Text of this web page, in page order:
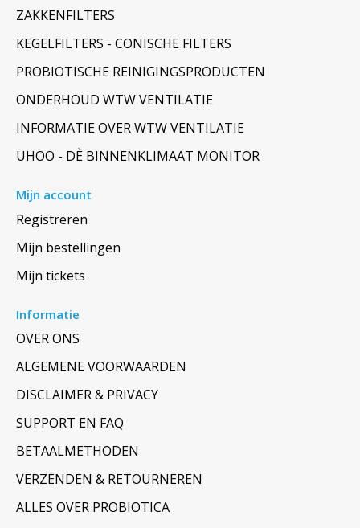
ZAKKENFILTERS
KEGELFILTERS - CONISCHE FILTERS
PROBIOTISCHE REINIGINGSPRODUCTEN
ONDERHOUD WTW VENTILATIE
INFORMATIE OVER WTW VENTILATIE
UHOO - DÈ BINNENKLIMAAT MONITOR
Mijn account
Registreren
Mijn bestellingen
Mijn tickets
Informatie
OVER ONS
ALGEMENE VOORWAARDEN
DISCLAIMER & PRIVACY
SUPPORT EN FAQ
BETAALMETHODEN
VERZENDEN & RETOURNEREN
ALLES OVER PROBIOTICA